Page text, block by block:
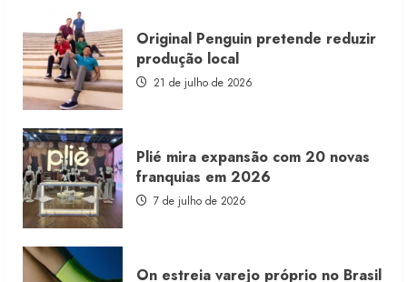
Original Penguin pretende reduzir
produção local
21 de julho de 2026
Plié mira expansão com 20 novas
franquias em 2026
7 de julho de 2026
On estreia varejo próprio no Brasil